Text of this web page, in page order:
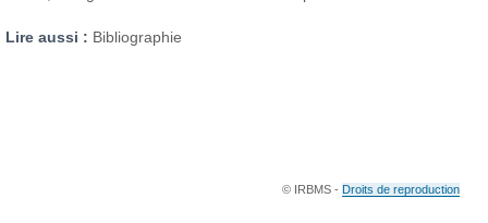
Lire aussi : Bibliographie
© IRBMS - Droits de reproduction